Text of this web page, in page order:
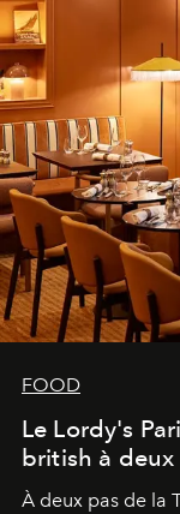
FOOD
Le Lordy's
british à deux
À deux pas de la